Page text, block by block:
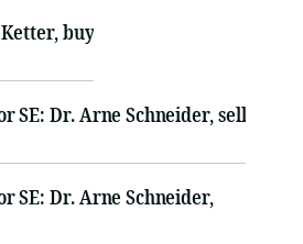
Ketter, buy
SE: Dr. Arne Schneider, sell
SE: Dr. Arne Schneider,